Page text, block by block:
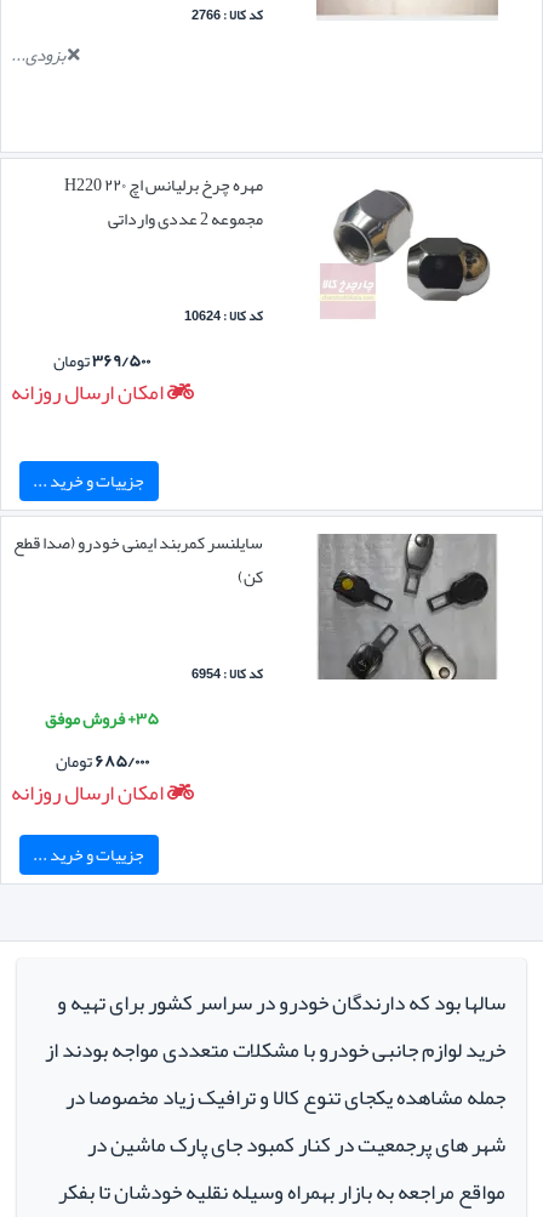
کد کالا : 2766
بزودی...
مهره چرخ برلیانس اچ ۲۲۰ H220
مجموعه 2 عددی وارداتی
کد کالا : 10624
۳۶۹/۵۰۰تومان
امکان ارسال روزانه
جزییات و خرید ...
سایلنسر کمربند ایمنی خودرو (صدا قطع
کن)
کد کالا : 6954
۳۵+ فروش موفق
۶۸۵/۰۰۰تومان
امکان ارسال روزانه
جزییات و خرید ...
سالها بود که دارندگان خودرو در سراسر کشور برای تهیه و
خرید لوازم جانبی خودرو با مشکلات متعددی مواجه بودند از
جمله مشاهده یکجای تنوع کالا و ترافیک زیاد مخصوصا در
شهر های پرجمعیت در کنار کمبود جای پارک ماشین در
مواقع مراجعه به بازار بهمراه وسیله نقلیه خودشان تا بفکر